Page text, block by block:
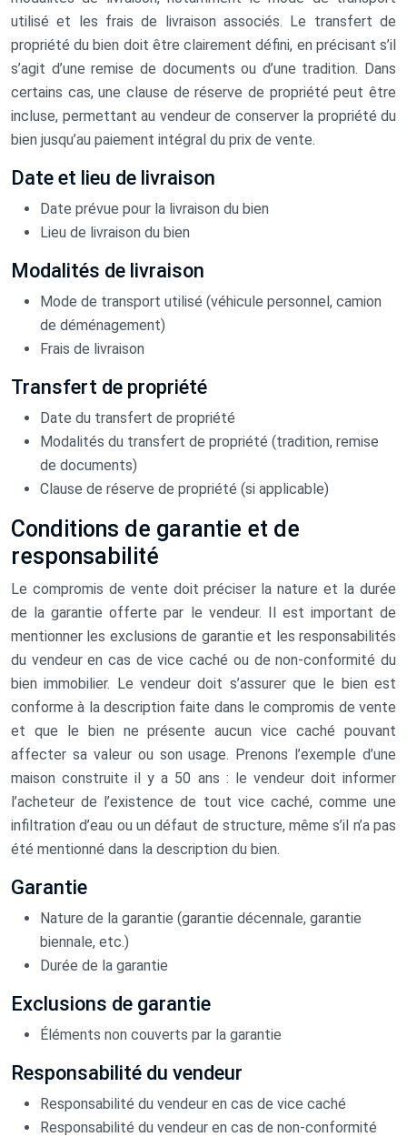
utilisé et les frais de livraison associés. Le transfert de
propriété du bien doit être clairement défini, en précisant s’il
s’agit d’une remise de documents ou d’une tradition. Dans
certains cas, une clause de réserve de propriété peut être
incluse, permettant au vendeur de conserver la propriété du
bien jusqu’au paiement intégral du prix de vente.
Date et lieu de livraison
Date prévue pour la livraison du bien
Lieu de livraison du bien
Modalités de livraison
Mode de transport utilisé (véhicule personnel, camion
de déménagement)
Frais de livraison
Transfert de propriété
Date du transfert de propriété
Modalités du transfert de propriété (tradition, remise
de documents)
Clause de réserve de propriété (si applicable)
Conditions de garantie et de
responsabilité
Le compromis de vente doit préciser la nature et la durée
de la garantie offerte par le vendeur. Il est important de
mentionner les exclusions de garantie et les responsabilités
du vendeur en cas de vice caché ou de non-conformité du
bien immobilier. Le vendeur doit s’assurer que le bien est
conforme à la description faite dans le compromis de vente
et que le bien ne présente aucun vice caché pouvant
affecter sa valeur ou son usage. Prenons l’exemple d’une
maison construite il y a 50 ans : le vendeur doit informer
l’acheteur de l’existence de tout vice caché, comme une
infiltration d’eau ou un défaut de structure, même s’il n’a pas
été mentionné dans la description du bien.
Garantie
Nature de la garantie (garantie décennale, garantie
biennale, etc.)
Durée de la garantie
Exclusions de garantie
Éléments non couverts par la garantie
Responsabilité du vendeur
Responsabilité du vendeur en cas de vice caché
Responsabilité du vendeur en cas de non-conformité